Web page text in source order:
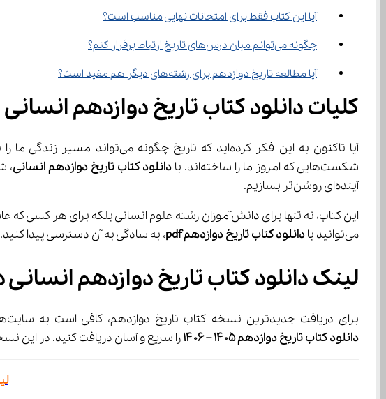
آیا این کتاب فقط برای امتحانات نهایی مناسب است؟
چگونه می‌توانم میان درس‌های تاریخ ارتباط برقرار کنم؟
آیا مطالعه تاریخ دوازدهم برای رشته‌های دیگر هم مفید است؟
کلیات دانلود کتاب تاریخ دوازدهم انسانی
شکست‌هایی که امروز ما را ساخته‌اند. با
دانلود کتاب تاریخ دوازدهم انسانی
آینده‌ای روشن‌تر بسازیم.
می‌توانید با
دانلود کتاب تاریخ دوازدهم pdf، به سادگی به آن دسترسی پیدا کنید. نسخه‌ای که تمامی مطالب
لینک دانلود کتاب تاریخ دوازدهم
برای دریافت جدیدترین نسخه کتاب تاریخ دوازدهم، کافی است به سایت‌های معتبر آموزشی مانند آی نو مراجعه کنید. با کلیک روی
دانلود کتاب تاریخ دوازدهم ۱۴۰۵ – ۱۴۰۶
را سریع و آسان دریافت کنید. در این نسخه به تمامی